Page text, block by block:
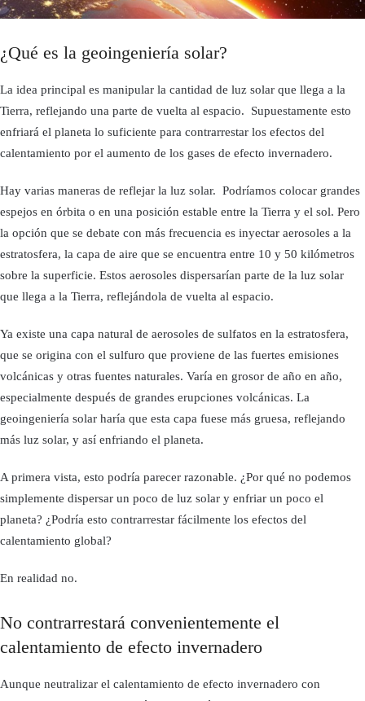
¿Qué es la geoingeniería solar?
La idea principal es manipular la cantidad de luz solar que llega a la
Tierra, reflejando una parte de vuelta al espacio. Supuestamente esto
enfriará el planeta lo suficiente para contrarrestar los efectos del
calentamiento por el aumento de los gases de efecto invernadero.
Hay varias maneras de reflejar la luz solar. Podríamos colocar grandes
espejos en órbita o en una posición estable entre la Tierra y el sol. Pero
la opción que se debate con más frecuencia es inyectar aerosoles a la
estratosfera, la capa de aire que se encuentra entre 10 y 50 kilómetros
sobre la superficie. Estos aerosoles dispersarían parte de la luz solar
que llega a la Tierra, reflejándola de vuelta al espacio.
Ya existe una capa natural de aerosoles de sulfatos en la estratosfera,
que se origina con el sulfuro que proviene de las fuertes emisiones
volcánicas y otras fuentes naturales. Varía en grosor de año en año,
especialmente después de grandes erupciones volcánicas. La
geoingeniería solar haría que esta capa fuese más gruesa, reflejando
más luz solar, y así enfriando el planeta.
A primera vista, esto podría parecer razonable. ¿Por qué no podemos
simplemente dispersar un poco de luz solar y enfriar un poco el
planeta? ¿Podría esto contrarrestar fácilmente los efectos del
calentamiento global?
En realidad no.
No contrarrestará convenientemente el
calentamiento de efecto invernadero
Aunque neutralizar el calentamiento de efecto invernadero con